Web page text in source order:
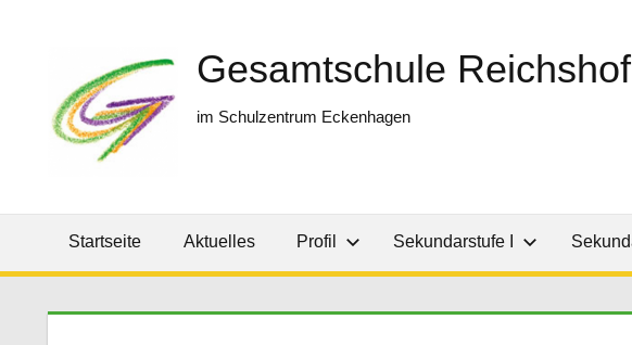
Gesamtschule Reichshof
im Schulzentrum Eckenhagen
Startseite Aktuelles Profil Sekundarstufe I